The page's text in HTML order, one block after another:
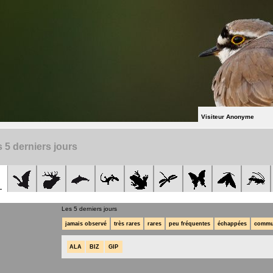
Visiteur Anonyme
5 derniers jours
Les 5 derniers jours
jamais observé très rares rares peu fréquentes échappées
ALA BIZ GIP